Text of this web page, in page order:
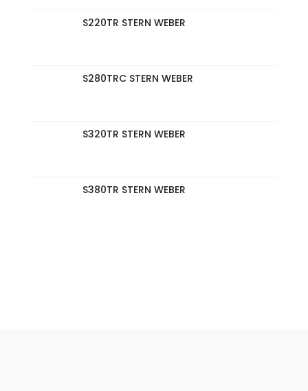
S220TR STERN WEBER
S280TRC STERN WEBER
S320TR STERN WEBER
S380TR STERN WEBER